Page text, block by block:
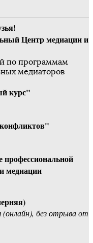
Центр медиации и
по программам
медиаторов
курс"
профессиональной
медиации
(онлайн), без отрыва от